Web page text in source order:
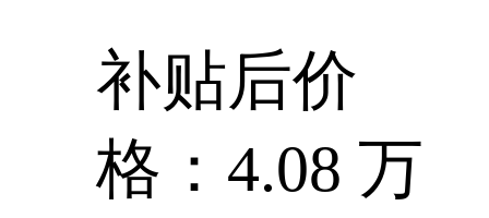
补贴后价
格：4.08 万